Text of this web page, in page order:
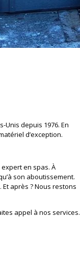
Unis depuis 1976. En
d’exception.
en spas. À
son aboutissement.
après ? Nous restons
appel à nos services.